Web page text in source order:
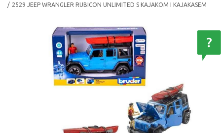
2529 JEEP WRANGLER RUBICON UNLIMITED S KAJAKOM I KAJAKASEM